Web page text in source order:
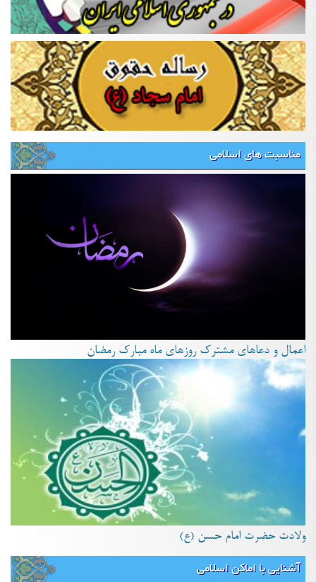
مناسبت های اسلامی
اعمال و دعاهای مشترک روزهای ماه مبارک رمضان
ولادت حضرت امام حسن (ع)
آشنایی با اماکن اسلامی